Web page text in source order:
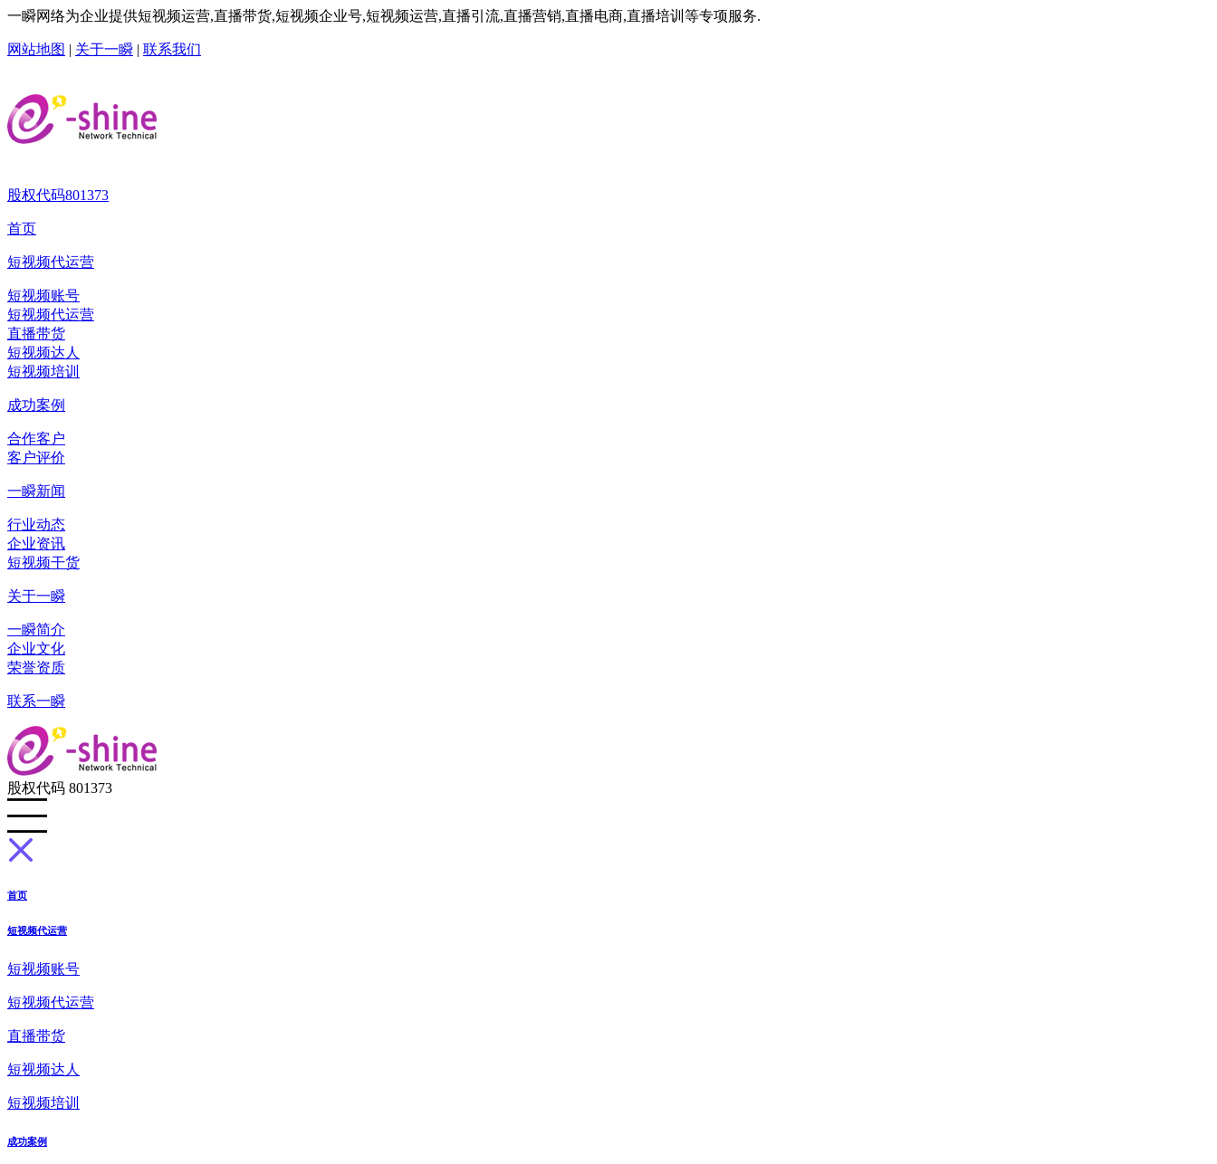
一瞬网络为企业提供短视频运营,直播带货,短视频企业号,短视频运营,直播引流,直播营销,直播电商,直播培训等专项服务.
网站地图 | 关于一瞬 | 联系我们
股权代码801373
首页
短视频代运营
短视频账号
短视频代运营
直播带货
短视频达人
短视频培训
成功案例
合作客户
客户评价
一瞬新闻
行业动态
企业资讯
短视频干货
关于一瞬
一瞬简介
企业文化
荣誉资质
联系一瞬
股权代码 801373
首页
短视频代运营
短视频账号
短视频代运营
直播带货
短视频达人
短视频培训
成功案例